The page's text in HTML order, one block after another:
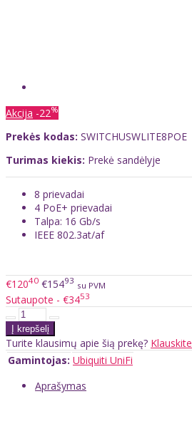
Akcija -22%
Prekės kodas: SWITCHUSWLITE8POE
Turimas kiekis: Prekė sandėlyje
8 prievadai
4 PoE+ prievadai
Talpa: 16 Gb/s
IEEE 802.3at/af
€12040 €15493 su PVM
Sutaupote - €3453
Turite klausimų apie šią prekę? Klauskite
Gamintojas: Ubiquiti UniFi
Aprašymas